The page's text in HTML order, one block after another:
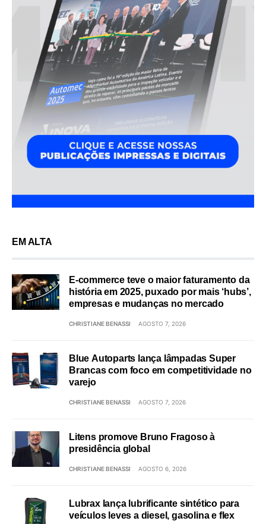
EM ALTA
E-commerce teve o maior faturamento da
história em 2025, puxado por mais ‘hubs’,
empresas e mudanças no mercado
CHRISTIANE BENASSI AGOSTO 7, 2026
Blue Autoparts lança lâmpadas Super
Brancas com foco em competitividade no
varejo
CHRISTIANE BENASSI AGOSTO 7, 2026
Litens promove Bruno Fragoso à
presidência global
CHRISTIANE BENASSI AGOSTO 6, 2026
Lubrax lança lubrificante sintético para
veículos leves a diesel, gasolina e flex